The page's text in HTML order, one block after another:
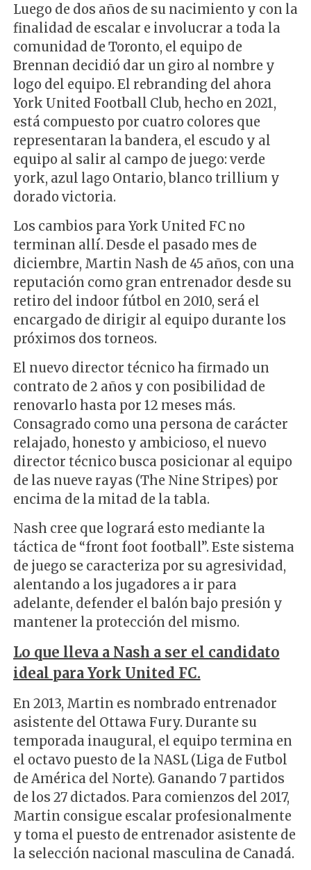
Luego de dos años de su nacimiento y con la
finalidad de escalar e involucrar a toda la
comunidad de Toronto, el equipo de
Brennan decidió dar un giro al nombre y
logo del equipo. El rebranding del ahora
York United Football Club, hecho en 2021,
está compuesto por cuatro colores que
representaran la bandera, el escudo y al
equipo al salir al campo de juego: verde
york, azul lago Ontario, blanco trillium y
dorado victoria.
Los cambios para York United FC no
terminan allí. Desde el pasado mes de
diciembre, Martin Nash de 45 años, con una
reputación como gran entrenador desde su
retiro del indoor fútbol en 2010, será el
encargado de dirigir al equipo durante los
próximos dos torneos.
El nuevo director técnico ha firmado un
contrato de 2 años y con posibilidad de
renovarlo hasta por 12 meses más.
Consagrado como una persona de carácter
relajado, honesto y ambicioso, el nuevo
director técnico busca posicionar al equipo
de las nueve rayas (The Nine Stripes) por
encima de la mitad de la tabla.
Nash cree que logrará esto mediante la
táctica de “front foot football”. Este sistema
de juego se caracteriza por su agresividad,
alentando a los jugadores a ir para
adelante, defender el balón bajo presión y
mantener la protección del mismo.
Lo que lleva a Nash a ser el candidato
ideal para York United FC.
En 2013, Martin es nombrado entrenador
asistente del Ottawa Fury. Durante su
temporada inaugural, el equipo termina en
el octavo puesto de la NASL (Liga de Futbol
de América del Norte). Ganando 7 partidos
de los 27 dictados. Para comienzos del 2017,
Martin consigue escalar profesionalmente
y toma el puesto de entrenador asistente de
la selección nacional masculina de Canadá.